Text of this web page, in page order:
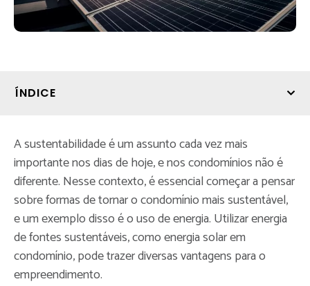
ÍNDICE
A sustentabilidade é um assunto cada vez mais
importante nos dias de hoje, e nos condomínios não é
diferente. Nesse contexto, é essencial começar a pensar
sobre formas de tornar o condomínio mais sustentável,
e um exemplo disso é o uso de energia. Utilizar energia
de fontes sustentáveis, como energia solar em
condomínio, pode trazer diversas vantagens para o
empreendimento.